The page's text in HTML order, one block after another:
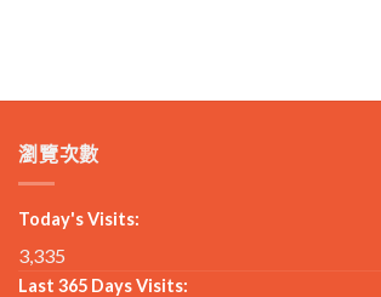
瀏覽次數
Today's Visits:
3,335
Last 365 Days Visits: